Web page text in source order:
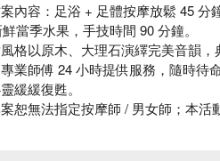
案內容：足浴 + 足體按摩放鬆 45
當季水果，手技時間 90 分鐘。
風格以原木、大理石演繹完美音韻，
專業師傅 24 小時提供服務，隨時待
緩緩復甦。
案恕無法指定按摩師 / 男女師；本活